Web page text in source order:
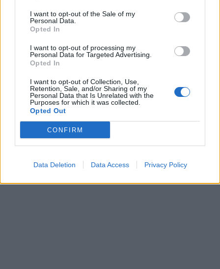
I want to opt-out of the Sale of my
Personal Data.
Opted In
I want to opt-out of processing my
Personal Data for Targeted Advertising.
Opted In
I want to opt-out of Collection, Use,
Retention, Sale, and/or Sharing of my
Personal Data that Is Unrelated with the
Purposes for which it was collected.
Opted Out
CONFIRM
Data Deletion Data Access Privacy Policy
Ακμή προσώπου: Τα 3 βήματα για πιο καθαρή και
ισορροπημένη επιδερμίδα
ΕΙΔΗΣΕΙΣ
Βασιλακόπουλος για ιό Δυτικού Νείλου: Ποιες
περιοχές είναι στο «κόκκινο» – Περισσότερα
κρούσματα φέτος